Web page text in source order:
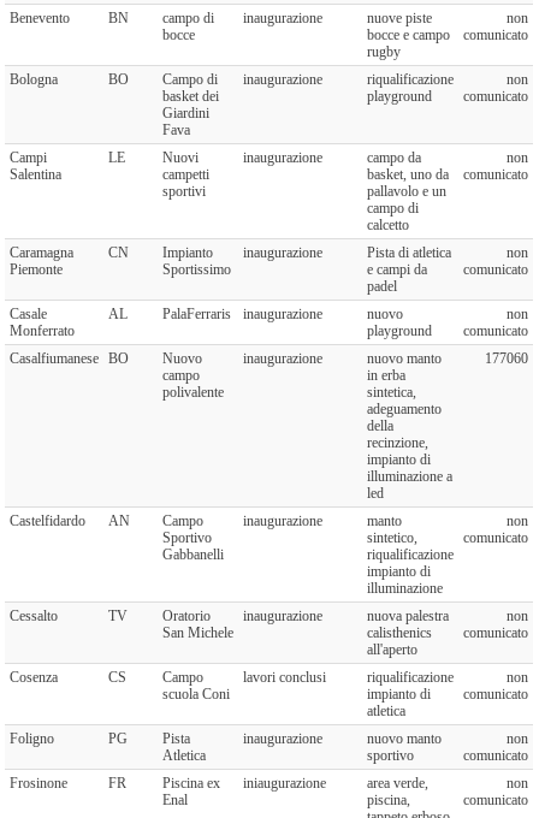
Benevento BN
campo di
bocce
inaugurazione
nuove piste
bocce e campo
rugby
non
comunicato
Bologna BO
Campo di
basket dei
Giardini
Fava
inaugurazione
riqualificazione
playground
non
comunicato
Campi
Salentina
LE
Nuovi
campetti
sportivi
inaugurazione
campo da
basket, uno da
pallavolo e un
campo di
calcetto
non
comunicato
Caramagna
Piemonte
CN
Impianto
Sportissimo
inaugurazione
Pista di atletica
e campi da
padel
non
comunicato
Casale
Monferrato
AL PalaFerraris inaugurazione
nuovo
playground
non
comunicato
Casalfiumanese
BO
Nuovo
campo
polivalente
inaugurazione
nuovo manto
in erba
sintetica,
adeguamento
della
recinzione,
impianto di
illuminazione a
led
177060
Castelfidardo AN
Campo
Sportivo
Gabbanelli
inaugurazione
manto
sintetico,
riqualificazione
impianto di
illuminazione
non
comunicato
Cessalto TV
Oratorio
San Michele
inaugurazione
nuova palestra
calisthenics
all'aperto
non
comunicato
Cosenza CS
Campo
scuola Coni
lavori conclusi
riqualificazione
impianto di
atletica
non
comunicato
Foligno PG
Pista
Atletica
inaugurazione
nuovo manto
sportivo
non
comunicato
Frosinone
FR
Piscina ex
Enal
iniaugurazione
area verde,
piscina,
non
comunicato